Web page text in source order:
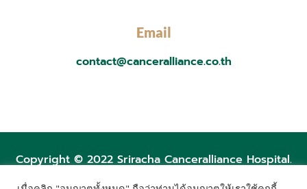
Email
contact@canceralliance.co.th
Copyright © 2022 Sriracha Canceralliance Hospital.